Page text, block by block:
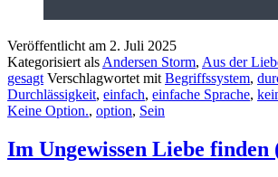
Veröffentlicht am 2. Juli 2025
Kategorisiert als Andersen Storm, Aus der
gesagt Verschlagwortet mit Begriffssystem,
Durchlässigkeit, einfach, einfache Sprache,
Keine Option., option, Sein
Im Ungewissen Liebe finden